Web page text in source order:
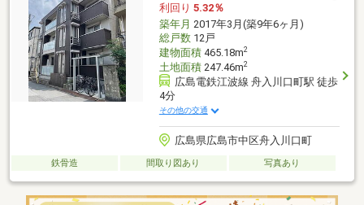
利回り 5.32％
築年月 2017年3月(築9年6ヶ月)
総戸数12戸
建物面積465.18m2
土地面積247.46m2
広島電鉄江波線 舟入川口町駅 徒歩
4分
その他の交通
広島県広島市中区舟入川口町
鉄骨造 間取り図あり 写真あり